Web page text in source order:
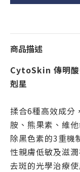
商品描述
CytoSkin 傳明
剋星
揉合6種高效成分
胺、熊果素、維
除黑色素的3重機
性親膚低敏及滋
去斑的光學治療